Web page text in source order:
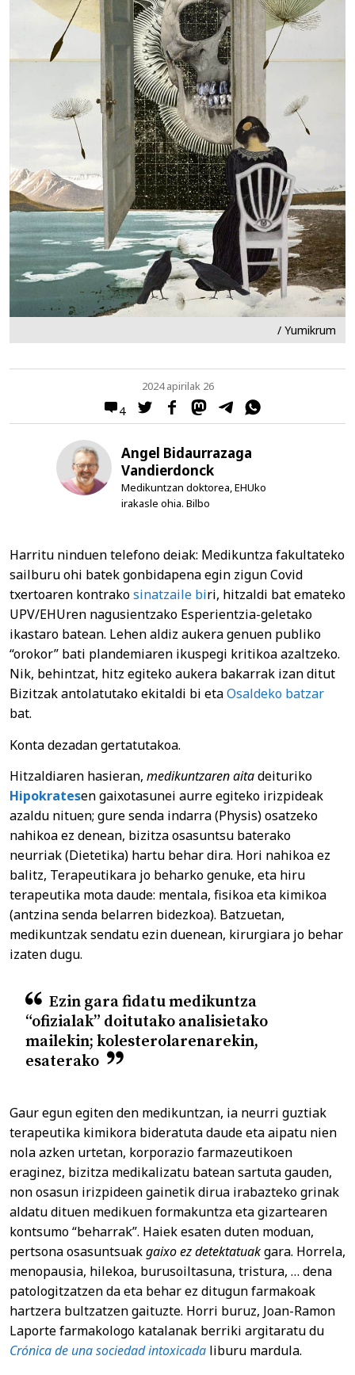
/ Yumikrum
4
2024 apirilak 26
Angel Bidaurrazaga
Vandierdonck
Medikuntzan doktorea, EHUko
irakasle ohia. Bilbo
Harritu ninduen telefono deiak: Medikuntza fakultateko
sailburu ohi batek gonbidapena egin zigun Covid
txertoaren kontrakosinatzaile biri, hitzaldi bat emateko
UPV/EHUren nagusientzako Esperientzia-geletako
ikastaro batean. Lehen aldiz aukera genuen publiko
“orokor” bati plandemiaren ikuspegi kritikoa azaltzeko.
Nik, behintzat, hitz egiteko aukera bakarrak izan ditut
Bizitzak antolatutako ekitaldi bi etaOsaldeko batzar
bat.
Konta dezadan gertatutakoa.
Hitzaldiaren hasieran, medikuntzaren aitadeituriko
Hipokratesen gaixotasunei aurre egiteko irizpideak
azaldu nituen; gure senda indarra (Physis) osatzeko
nahikoa ez denean, bizitza osasuntsu baterako
neurriak (Dietetika) hartu behar dira. Hori nahikoa ez
balitz, Terapeutikara jo beharko genuke, eta hiru
terapeutika mota daude: mentala, fisikoa eta kimikoa
(antzina senda belarren bidezkoa). Batzuetan,
medikuntzak sendatu ezin duenean, kirurgiara jo behar
izaten dugu.
Ezin gara fidatu medikuntza
“ofizialak” doitutako analisietako
mailekin; kolesterolarenarekin,
esaterako
Gaur egun egiten den medikuntzan, ia neurri guztiak
terapeutika kimikora bideratuta daude eta aipatu nien
nola azken urtetan, korporazio farmazeutikoen
eraginez, bizitza medikalizatu batean sartuta gauden,
non osasun irizpideen gainetik dirua irabazteko grinak
aldatu dituen medikuen formakuntza eta gizartearen
kontsumo “beharrak”. Haiek esaten duten moduan,
pertsona osasuntsuakgaixo ez detektatuakgara. Horrela,
menopausia, hilekoa, burusoiltasuna, tristura, … dena
patologitzatzen da eta behar ez ditugun farmakoak
hartzera bultzatzen gaituzte. Horri buruz, Joan-Ramon
Laporte farmakologo katalanak berriki argitaratu du
Crónica de una sociedad intoxicada liburu mardula.